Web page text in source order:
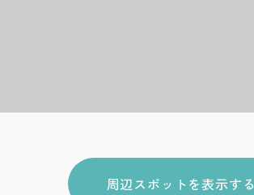
周辺スポットを表示する